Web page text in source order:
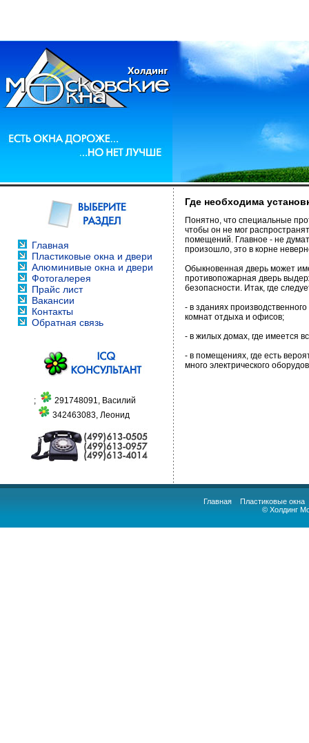
Главная
Пластиковые окна и двери
Алюминивые окна и двери
Фотогалерея
Прайс лист
Вакансии
Контакты
Обратная связь
;
291748091, Василий
342463083, Леонид
Где необходима
Понятно, что специальные
чтобы он не мог
помещений. Главное - не
произошло, это в корне
Обыкновенная дверь может
противопожарная дверь
безопасности. Итак, где
- в зданиях
комнат отдыха и офисов;
- в жилых домах, где имеется
- в помещениях, где есть
много электрического
Главная
Пластиковые окна
© Холдинг